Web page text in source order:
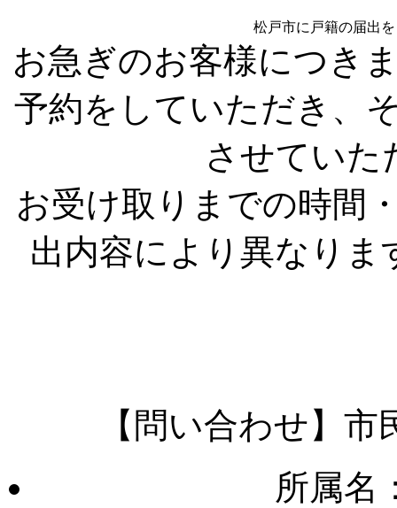
松戸市に戸籍の届出
お急ぎのお客様につき
予約をしていただき、
させていた
お受け取りまでの時間
出内容により異なり
【問い合わせ】
所属名